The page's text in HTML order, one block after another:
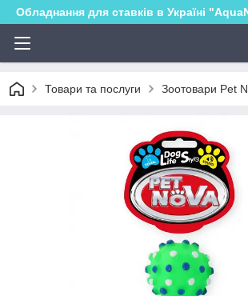
Обладнання для ставків в Україні
Товари та послуги Зоотовари Pet